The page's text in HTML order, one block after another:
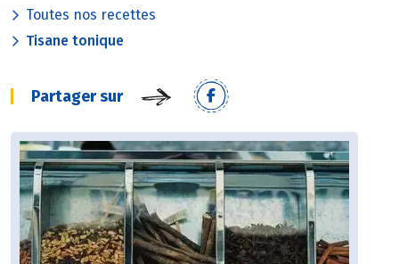
Toutes nos recettes
Tisane tonique
Partager sur